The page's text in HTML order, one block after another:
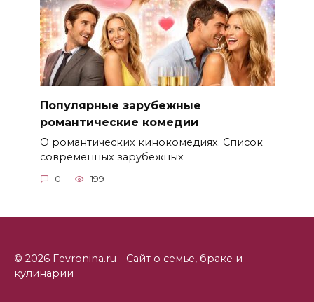
Популярные зарубежные
романтические комедии
О романтических кинокомедиях. Список
современных зарубежных
0 199
© 2026 Fevronina.ru - Сайт о семье, браке и
кулинарии